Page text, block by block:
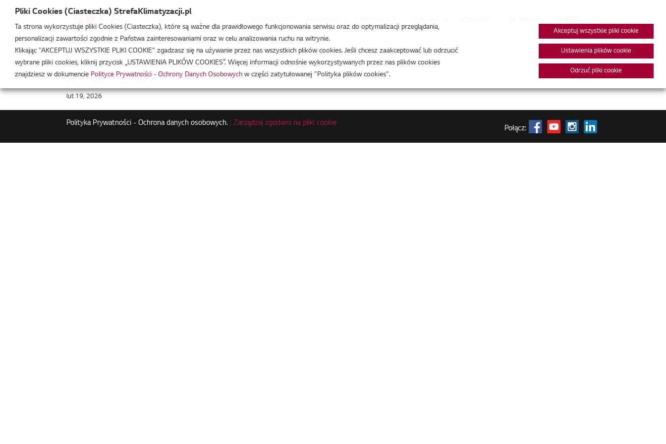
Strefa Klimatyzacji /HU143U33
HU143.U33.dwg
lut 19, 2026
Polityka Prywatności - Ochrona danych osobowych. |Zarządzaj zgodami na pliki cookie
Połącz:
Pliki Cookies (Ciasteczka) StrefaKlimatyzacji.pl
Ta strona wykorzystuje pliki Cookies (Ciasteczka), które są ważne dla prawidłowego funkcjonowania serwisu oraz do optymalizacji przeglądania,
personalizacji zawartości zgodnie z Państwa zainteresowaniami oraz w celu analizowania ruchu na witrynie.
Klikając "AKCEPTUJ WSZYSTKIE PLIKI COOKIE" zgadzasz się na używanie przez nas wszystkich plików cookies. Jeśli chcesz zaakceptować lub odrzucić
wybrane pliki cookies, kliknij przycisk „USTAWIENIA PLIKÓW COOKIES”. Więcej informacji odnośnie wykorzystywanych przez nas plików cookies
znajdziesz w dokumencie Polityce Prywatności - Ochrony Danych Osobowych w części zatytułowanej "Polityka plików cookies".
Akceptuj wszystkie pliki cookie
Ustawienia plików cookie
Odrzuć pliki cookie